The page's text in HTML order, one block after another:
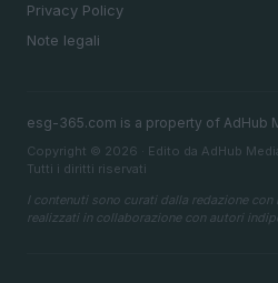
Privacy Policy
Note legali
esg-365.com is a property of AdHub
Copyright © 2026 · Edito da AdHub
Tutti i diritti riservati
I contenuti sono curati dalla redazione
realizzati in collaborazione con autori